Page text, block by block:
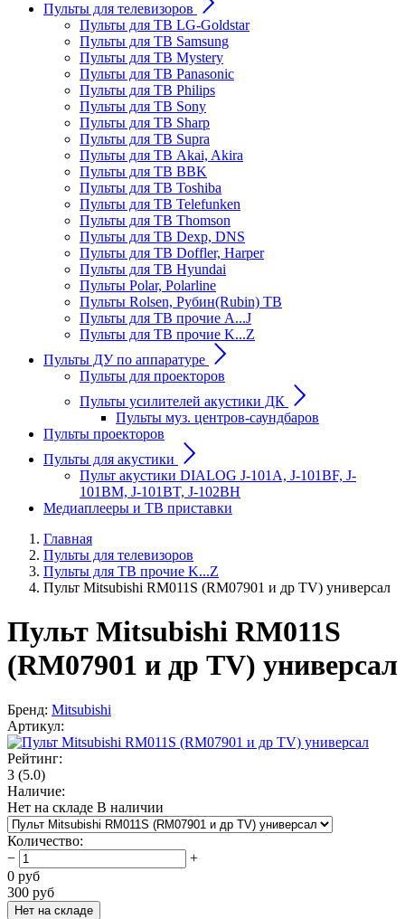
Пульты для телевизоров
Пульты для ТВ LG-Goldstar
Пульты для ТВ Samsung
Пульты для ТВ Mystery
Пульты для ТВ Panasonic
Пульты для ТВ Philips
Пульты для ТВ Sony
Пульты для ТВ Sharp
Пульты для ТВ Supra
Пульты для ТВ Akai, Akira
Пульты для ТВ BBK
Пульты для ТВ Toshiba
Пульты для ТВ Telefunken
Пульты для ТВ Thomson
Пульты для ТВ Dexp, DNS
Пульты для ТВ Doffler, Harper
Пульты для ТВ Hyundai
Пульты Polar, Polarline
Пульты Rolsen, Рубин(Rubin) ТВ
Пульты для ТВ прочие A...J
Пульты для ТВ прочие K...Z
Пульты ДУ по аппаратуре
Пульты для проекторов
Пульты усилителей акустики ДК
Пульты муз. центров-саундбаров
Пульты проекторов
Пульты для акустики
Пульт акустики DIALOG J-101A, J-101BF, J-
101BM, J-101BT, J-102BH
Медиаплееры и ТВ приставки
Главная
Пульты для телевизоров
Пульты для ТВ прочие K...Z
Пульт Mitsubishi RM011S (RM07901 и др TV) универсал
Пульт Mitsubishi RM011S
(RM07901 и др TV) универсал
Бренд: Mitsubishi
Артикул:
Рейтинг:
3 (5.0)
Наличие:
Нет на складе В наличии
Количество:
−
+
0 руб
300 руб
Нет на складе